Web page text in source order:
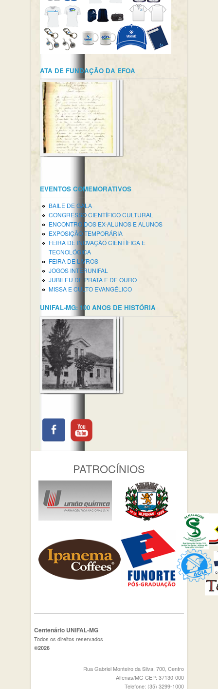
ATA DE FUNDAÇÃO DA EFOA
EVENTOS COMEMORATIVOS
BAILE DE GALA
CONGRESSO CIENTÍFICO CULTURAL
ENCONTRO DOS EX-ALUNOS E ALUNOS
EXPOSIÇÃO TEMPORÁRIA
FEIRA DE INOVAÇÃO CIENTÍFICA E
TECNOLÓGICA
FEIRA DE LIVROS
JOGOS INTERUNIFAL
JUBILEU DE PRATA E DE OURO
MISSA E CULTO EVANGÉLICO
UNIFAL-MG: 100 ANOS DE HISTÓRIA
PATROCÍNIOS
Centenário UNIFAL-MG
Todos os direitos reservados
©2026
Rua Gabriel Monteiro da Silva, 700, Centro
Alfenas/MG CEP: 37130-000
Telefone: (35) 3299-1000